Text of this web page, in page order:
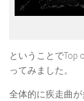
ということでTop
ってみました。
全体的に疾走曲が